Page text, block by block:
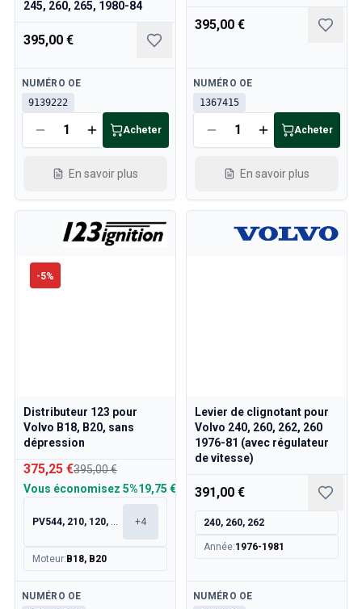
245, 260, 265, 1980-84
395,00 €
Disponible
NUMÉRO OE
9139222
Acheter
En savoir plus
395,00 €
Disponible
NUMÉRO OE
1367415
Acheter
En savoir plus
-5%
Distributeur 123 pour
Volvo B18, B20, sans
dépression
375,25 €395,00 €
Vous économisez 5%19,75 €
PV544, 210, 120, 130 +4
Moteur: B18, B20
Disponible
NUMÉRO OE
Levier de clignotant pour
Volvo 240, 260, 262, 260
1976-81 (avec régulateur
de vitesse)
391,00 €
240, 260, 262
Année:1976-1981
Disponible
NUMÉRO OE